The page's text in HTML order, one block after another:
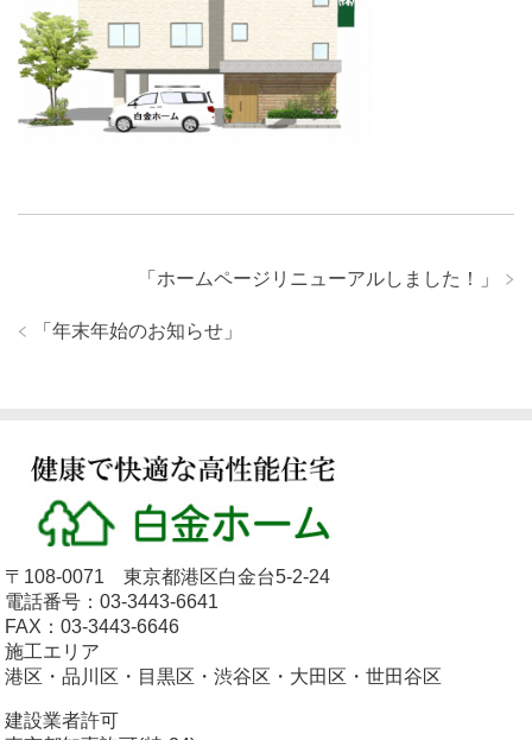
「 ホームページリニューアルしました！ 」
「 年末年始のお知らせ 」
〒108-0071 東京都港区白金台5-2-24
電話番号：03-3443-6641
FAX：03-3443-6646
施工エリア
港区・品川区・目黒区・渋谷区・大田区・世田谷区
建設業者許可